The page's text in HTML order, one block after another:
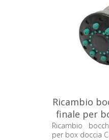
Ricambio
finale per
Ricambio
per box doccia